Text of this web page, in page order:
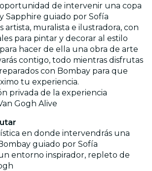
de intervenir una copa
Sapphire guiado por Sofía
artista, muralista e ilustradora, con
para pintar y decorar al estilo
hacer de ella una obra de arte
contigo, todo mientras disfrutas
con Bombay para que
tu experiencia.
privada de la experiencia
Gogh Alive
en donde intervendrás una
guiado por Sofía
entorno inspirador, repleto de